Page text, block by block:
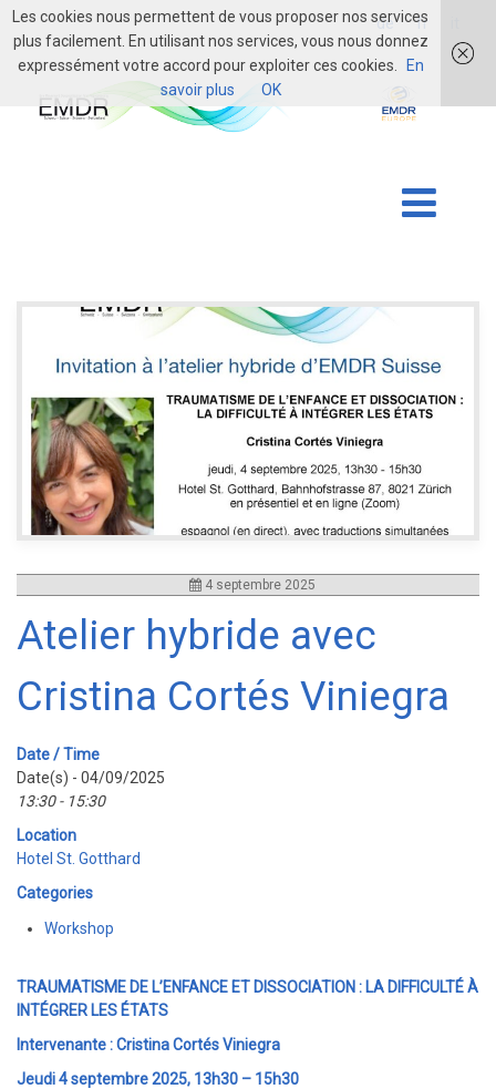
login de fr
4 septembre 2025
Atelier hybride avec
Cristina Cortés Viniegra
Date / Time
Date(s) - 04/09/2025
13:30 - 15:30
Location
Hotel St. Gotthard
Categories
Workshop
TRAUMATISME DE L’ENFANCE ET DISSOCIATION : LA DIFFICULTÉ À
INTÉGRER LES ÉTATS
Intervenante : Cristina Cortés Viniegra
Jeudi 4 septembre 2025, 13h30 – 15h30
Les cookies nous permettent de vous proposer nos services
plus facilement. En utilisant nos services, vous nous donnez
expressément votre accord pour exploiter ces cookies.
En
savoir plus
OK